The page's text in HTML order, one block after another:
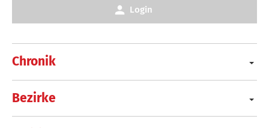
Chronik
Bezirke
Login